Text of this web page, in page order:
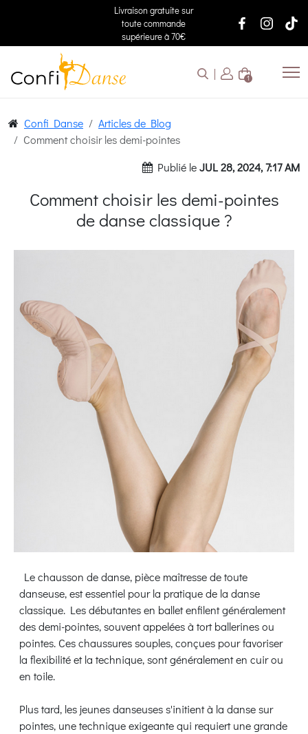
Livraison gratuite sur
toute commande
supérieure à 70€
1
Confi Danse
Articles de Blog
Comment choisir les demi-pointes
Publié leJUL 28, 2024, 7:17 AM
Comment choisir les demi-pointes
de danse classique ?
Le chausson de danse, pièce maîtresse de toute
danseuse, est essentiel pour la pratique de la danse
classique. Les débutantes en ballet enfilent généralement
des demi-pointes, souvent appelées à tort ballerines ou
pointes. Ces chaussures souples, conçues pour favoriser
la flexibilité et la technique, sont généralement en cuir ou
en toile.
Plus tard, les jeunes danseuses s'initient à la danse sur
pointes, une technique exigeante qui requiert une grande